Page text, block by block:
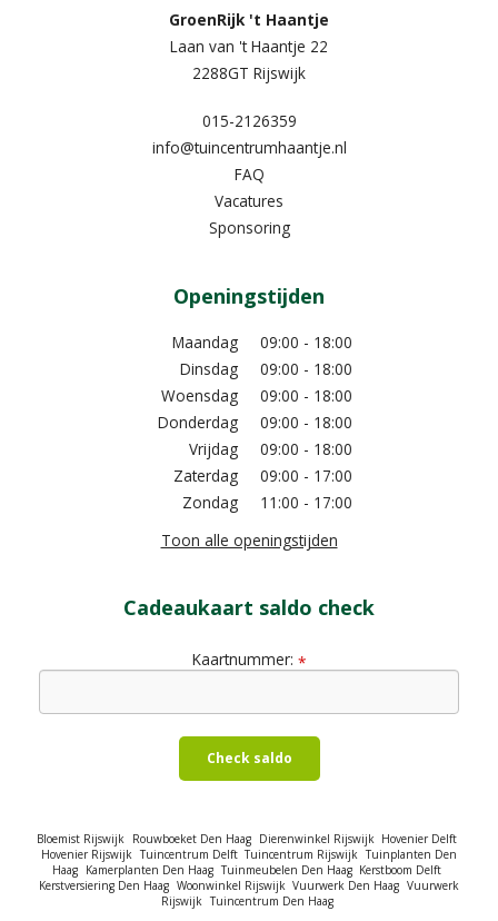
GroenRijk 't Haantje
Laan van 't Haantje 22
2288GT Rijswijk
015-2126359
info@tuincentrumhaantje.nl
FAQ
Vacatures
Sponsoring
Openingstijden
Maandag
09:00 - 18:00
Dinsdag
09:00 - 18:00
Woensdag
09:00 - 18:00
Donderdag
09:00 - 18:00
Vrijdag
09:00 - 18:00
Zaterdag
09:00 - 17:00
Zondag
11:00 - 17:00
Toon alle openingstijden
Cadeaukaart saldo check
Kaartnummer: *
Check saldo
Bloemist Rijswijk Rouwboeket Den Haag Dierenwinkel Rijswijk Hovenier Delft
Hovenier Rijswijk Tuincentrum Delft Tuincentrum Rijswijk Tuinplanten Den
Haag Kamerplanten Den Haag Tuinmeubelen Den Haag Kerstboom Delft
Kerstversiering Den Haag Woonwinkel Rijswijk Vuurwerk Den Haag Vuurwerk
Rijswijk Tuincentrum Den Haag